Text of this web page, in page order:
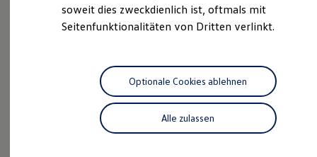
Driving Experience
Volkswagen entdecken
Lifestyle Shop
T-Roc Kollektion
Golf Kollektion
ID. Kollektion
Volkswagen Kollektion
R-Kollektion
Fahrzeugangebot anfordern
soweit dies zweckdienlich ist, oftmals mit
Seitenfunktionalitäten von Dritten verlinkt.
Alle zulassen
Optionale Cookies ablehnen